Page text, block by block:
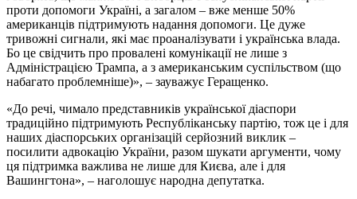
проти допомоги Україні, а загалом – вже менше 50%
американців підтримують надання допомоги. Це дуже
тривожні сигнали, які має проаналізувати і українська влада.
Бо це свідчить про провалені комунікації не лише з
Адміністрацією Трампа, а з американським суспільством (що
набагато проблемніше)», – зауважує Геращенко.
«До речі, чимало представників української діаспори
традиційно підтримують Республіканську партію, тож це і для
наших діаспорських організацій серйозний виклик –
посилити адвокацію України, разом шукати аргументи, чому
ця підтримка важлива не лише для Києва, але і для
Вашингтона», – наголошує народна депутатка.